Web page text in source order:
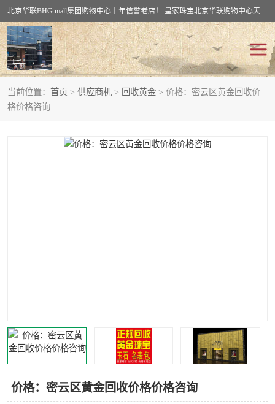
北京华联BHG mall集团购物中心十年信誉老店！ 皇家珠宝北京华联购物中心天时名苑店竭诚欢迎您。 北京市通州区（八通线）通州北苑地铁华联购物中心一层皇家珠宝 北京皇家珠宝通州黄金回收黄金首饰加工店（八通线: 通州北苑地铁华联店）：通州区通州北苑地铁华联购物中心一层皇家珠宝。
当前位置： 首页 > 供应商机 > 回收黄金 > 价格：密云区黄金回收价
格价格咨询
价格：密云区黄金回收价格价格咨询
回收黄金
回收钻石